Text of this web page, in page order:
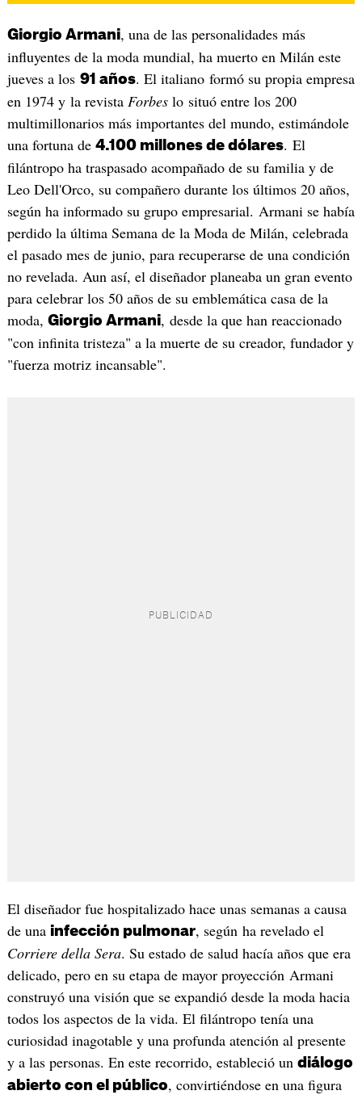
Giorgio Armani, una de las personalidades más
influyentes de la moda mundial, ha muerto en Milán este
jueves a los 91 años. El italiano formó su propia empresa
en 1974 y la revista Forbes lo situó entre los 200
multimillonarios más importantes del mundo, estimándole
una fortuna de 4.100 millones de dólares. El
filántropo ha traspasado acompañado de su familia y de
Leo Dell'Orco, su compañero durante los últimos 20 años,
según ha informado su grupo empresarial. Armani se había
perdido la última Semana de la Moda de Milán, celebrada
el pasado mes de junio, para recuperarse de una condición
no revelada. Aun así, el diseñador planeaba un gran evento
para celebrar los 50 años de su emblemática casa de la
moda, Giorgio Armani, desde la que han reaccionado
"con infinita tristeza" a la muerte de su creador, fundador y
"fuerza motriz incansable".
El diseñador fue hospitalizado hace unas semanas a causa
de una infección pulmonar, según ha revelado el
Corriere della Sera. Su estado de salud hacía años que era
delicado, pero en su etapa de mayor proyección Armani
construyó una visión que se expandió desde la moda hacia
todos los aspectos de la vida. El filántropo tenía una
curiosidad inagotable y una profunda atención al presente
y a las personas. En este recorrido, estableció un diálogo
abierto con el público, convirtiéndose en una figura